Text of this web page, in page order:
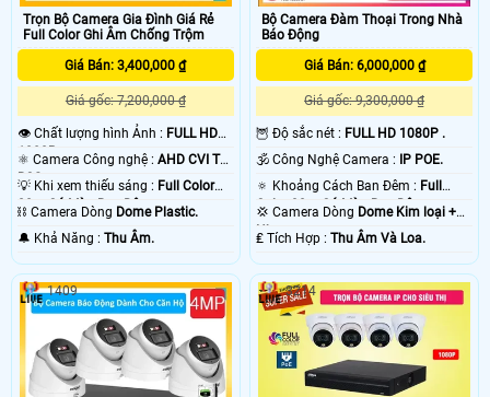
không hoàn hảo bằng 1 bộ báo động chống trộm Dahua chuyên nghiệp, vì
camera báo động chống trộm Dahua sẽ có độ trể đáng kể khoảng 2- 3 phút
sau khi xẩy ra sự cố. chắc chắc camera nào cũng vậy thôi. vì ông nghệ báo
động chống trộm Dahua của camera hoặt động thong qua mạng internet do
đó có độ trể là do mạng chứ không phải do thiết bị camera chống trộm Dahua .
Trọn Bộ Camera Gia Đình Giá Rẻ
Full Color Ghi Âm Chống Trộm
Giá Bán: 3,400,000 ₫
Giá gốc: 7,200,000 ₫
👁 Chất lượng hình Ảnh : FULL HD
1080P .
⚛️ Camera Công nghệ : AHD CVI TVI
BCS.
💡 Khi xem thiếu sáng : Full Color
20m Có Màu Ban Ðêm.
⛓ Camera Dòng Dome Plastic.
️🔔 Khả Năng : Thu Âm.
Bộ Camera Đàm Thoại Trong Nhà
Báo Động
Giá Bán: 6,000,000 ₫
Giá gốc: 9,300,000 ₫
🦉 Độ sắc nét : FULL HD 1080P .
🕉️ Công Nghệ Camera :
IP POE.
🔅 Khoảng Cách Ban Đêm : Full
Color 30m Có Màu Ban Ðêm.
💢 Camera Dòng Dome Kim loại +
Nhựa.
️₤ Tích Hợp :Thu Âm Và Loa.
1409 3214